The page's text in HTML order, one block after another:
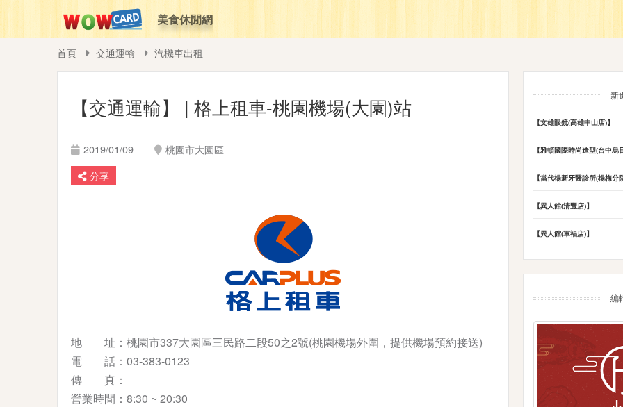
美食休閒網
首頁 交通運輸 汽機車出租
【交通運輸】 | 格上租車-桃園機場(大園)站
2019/01/09
桃園市大園區
分享
地 址：桃園市337大園區三民路二段50之2號(桃園機場外圍，提供機場預約接送)
電 話：03-383-0123
傳 真：
營業時間：8:30 ~ 20:30
新
【文雄眼鏡(高雄中山店)】
【雅頓國際時尚造型(台中烏
【當代楊新牙醫診所(楊梅分
【異人館(清豐店)】
【異人館(軍福店)】
編